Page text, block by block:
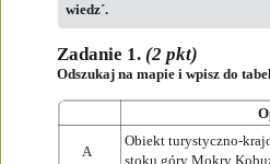
wiedz´.
Zadanie 1. (2 pkt)
Odszukaj na mapie i wpisz do
A
Obiekt turystyczno-
stoku góry Mokry